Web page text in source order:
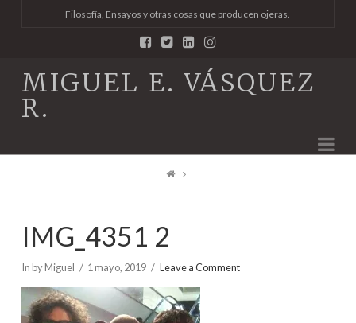
Filosofía, Ensayos y otras cosas que producen ojeras.
MIGUEL E. VÁSQUEZ
R.
IMG_4351 2
In by Miguel 1 mayo, 2019 Leave a Comment